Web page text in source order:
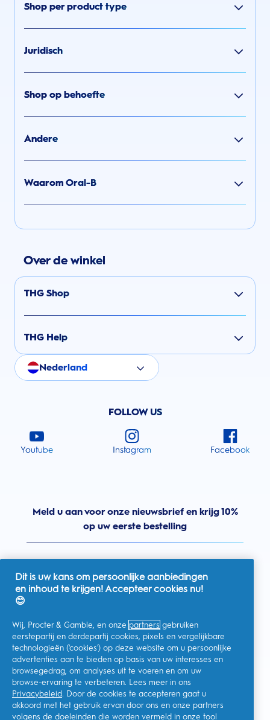
Shop per product type
Juridisch
Shop op behoefte
Andere
Waarom Oral-B
Over de winkel
THG Shop
THG Help
Nederland
FOLLOW US
Youtube Instagram Facebook
Meld u aan voor onze nieuwsbrief en krijg 10%
op uw eerste bestelling
Ik geef toestemming voor het ontvangen van
gepersonaliseerde communicatie met betrekking tot
aanbiedingen, nieuws en andere promotionele initiatieven van
Oral-B en andere
P&G-merken
kan me op elk momentafmelden.
Procter & Gamble, als verwerkingsverantwoordelijke, zal uw
persoonlijke gegevens verwerken zodat u zich bij deze site kunt
registreren en de interactie kunt aangaan met de aangeboden
Dit is uw kans om persoonlijke aanbiedingen
en inhoud te krijgen! Accepteer cookies nu!
😊
Wij, Procter & Gamble, en onze partners gebruiken
eerstepartij en derdepartij cookies, pixels en vergelijkbare
technologieën ('cookies') op deze website om u persoonlijke
advertenties aan te bieden op basis van uw interesses en
browsegedrag, om analyses uit te voeren en om uw
browse-ervaring te verbeteren. Lees meer in ons
Privacybeleid. Door de cookies te accepteren gaat u
akkoord met het gebruik ervan door ons en onze partners
volgens de doeleinden die worden vermeld in onze tool